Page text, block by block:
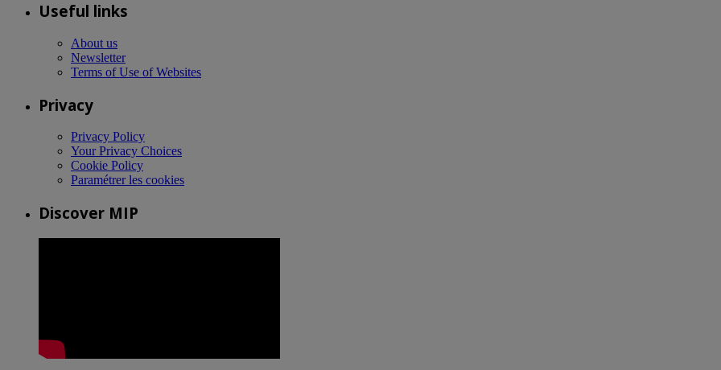
Useful links
About us
Newsletter
Terms of Use of Websites
Privacy
Privacy Policy
Your Privacy Choices
Cookie Policy
Paramétrer les cookies
Discover MIP